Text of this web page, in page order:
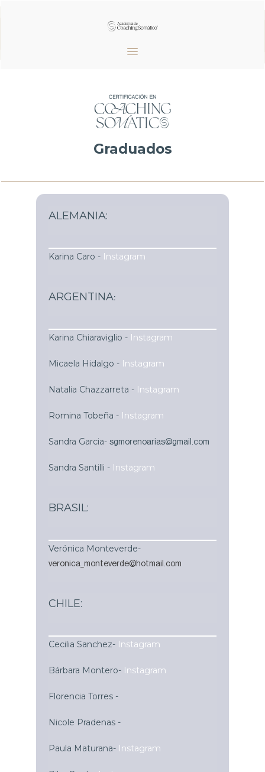
Graduados
ALEMANIA:
Karina Caro - Instagram
ARGENTINA:
Karina Chiaraviglio - Instagram
Micaela Hidalgo - Instagram
Natalia Chazzarreta - Instagram
Romina Tobeña - Instagram
Sandra Garcia- sgmorenoarias@gmail.com
Sandra Santilli - Instagram
BRASIL:
Verónica Monteverde-
veronica_monteverde@hotmail.com
CHILE:
Cecilia Sanchez- Instagram
Bárbara Montero- Instagram
Florencia Torres -
Nicole Pradenas -
Paula Maturana- Instagram